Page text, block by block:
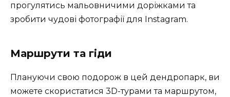
прогулятись мальовничими доріжками та
зробити чудові фотографії для Instagram.
Маршрути та гіди
Плануючи свою подорож в цей дендропарк, ви
можете скористатися 3D-турами та маршрутом,